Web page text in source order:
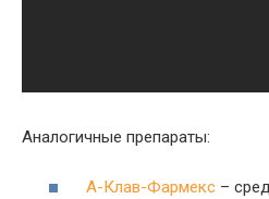
Аналогичные препараты:
А-Клав-Фармекс –